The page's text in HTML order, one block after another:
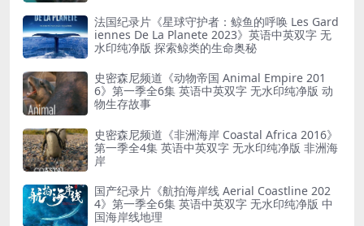
法国纪录片《星球守护者：鲸鱼的呼唤 Les Gard
iennes De La Planete 2023》英语中英双字 无
水印纯净版 探索鲸类的生命奥秘
史密森尼频道《动物帝国 Animal Empire 201
6》第一季全6集 英语中英双字 无水印纯净版 动
物生存故事
史密森尼频道《非洲海岸 Coastal Africa 2016》
第一季全4集 英语中英双字 无水印纯净版 非洲海
岸
国产纪录片《航拍海岸线 Aerial Coastline 202
4》第一季全6集 英语中英双字 无水印纯净版 中
国海岸线地理